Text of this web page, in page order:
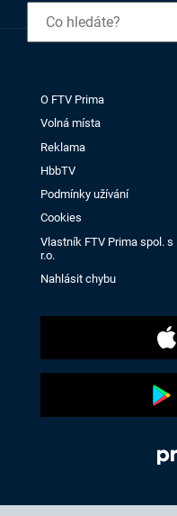
O FTV Prima
Volná místa
Reklama
HbbTV
Podmínky užívání
Cookies
Vlastník FTV Prima spol. s
r.o.
Nahlásit chybu